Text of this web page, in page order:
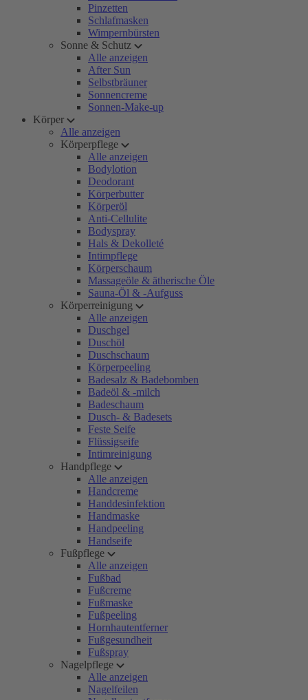
Pinzetten
Schlafmasken
Wimpernbürsten
Sonne & Schutz
Alle anzeigen
After Sun
Selbstbräuner
Sonnencreme
Sonnen-Make-up
Körper
Alle anzeigen
Körperpflege
Alle anzeigen
Bodylotion
Deodorant
Körperbutter
Körperöl
Anti-Cellulite
Bodyspray
Hals & Dekolleté
Intimpflege
Körperschaum
Massageöle & ätherische Öle
Sauna-Öl & -Aufguss
Körperreinigung
Alle anzeigen
Duschgel
Duschöl
Duschschaum
Körperpeeling
Badesalz & Badebomben
Badeöl & -milch
Badeschaum
Dusch- & Badesets
Feste Seife
Flüssigseife
Intimreinigung
Handpflege
Alle anzeigen
Handcreme
Handdesinfektion
Handmaske
Handpeeling
Handseife
Fußpflege
Alle anzeigen
Fußbad
Fußcreme
Fußmaske
Fußpeeling
Hornhautentferner
Fußgesundheit
Fußspray
Nagelpflege
Alle anzeigen
Nagelfeilen